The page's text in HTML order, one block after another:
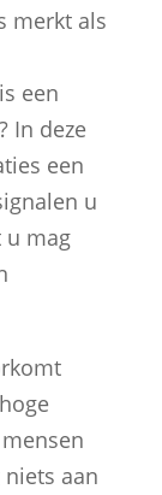
merkt als
een
In deze
een
u
u mag
aan